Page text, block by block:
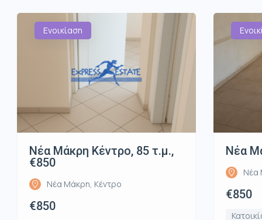
Ενοικίαση
Νέα Μάκρη Κέντρο, 85 τ.μ.,
€850
Νέα Μάκρη, Κέντρο
€850
Νέα
Νέα
€850